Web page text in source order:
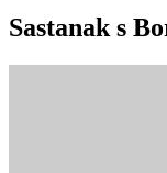
Sastanak s